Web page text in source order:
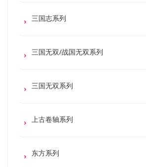
三国志系列
三国无双/战国无双系列
三国无双系列
上古卷轴系列
东方系列